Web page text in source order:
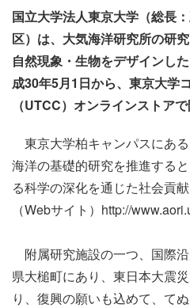
国立大学法人東京大学（総長
区）は、大気海洋研究所の研
自然現象・生物をデザインし
成30年5月1日から、東京大学
（UTCC）オンラインストア
東京大学柏キャンパスにあ
海洋の基礎的研究を推進する
る科学の深化を通じた社会貢
（Webサイト） http://
附属研究施設の一つ、国際
県大槌町にあり、東日本大震
り、復興の願いも込めて、て